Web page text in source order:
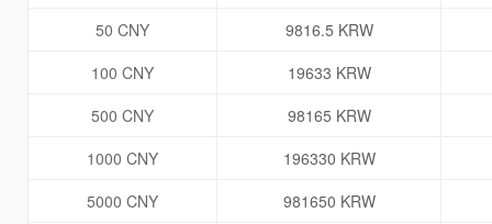
50 CNY
9816.5 KRW
100 CNY
19633 KRW
500 CNY
98165 KRW
1000 CNY
196330 KRW
5000 CNY
981650 KRW